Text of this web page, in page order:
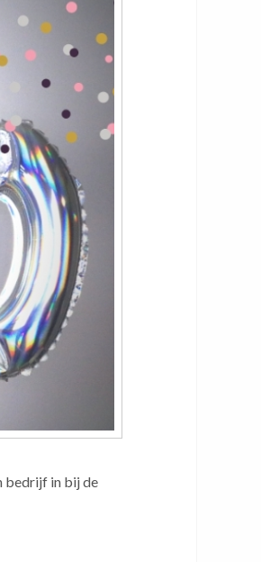
bedrijf in bij de